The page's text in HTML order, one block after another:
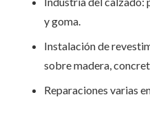
y goma.
Instalación de
sobre madera,
Reparaciones varias